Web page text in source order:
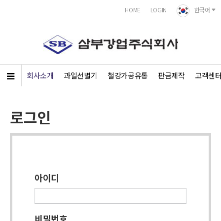
HOME LOGIN 한국어
회사소개 과일선별기 철강가공유통 판금제작 고객센
로그인
아이디